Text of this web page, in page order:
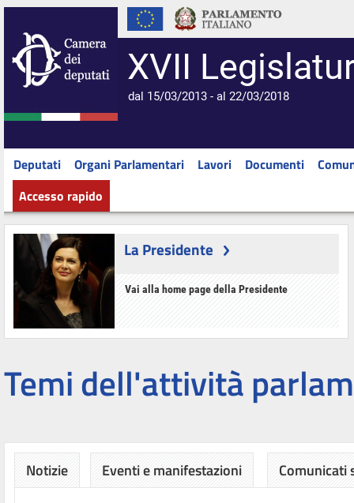
XVII
dal 15/03/2013 - al 22/03/2018
Deputati Organi Parlamentari Lavori Documenti
Accesso rapido
La Presidente
Vai alla home page della Presidente
Temi dell'attività
Notizie Eventi e manifestazioni Comunicati